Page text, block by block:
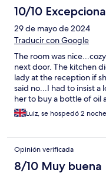
l’hôtel.
10/10
29 de mayo de 2024
Traducir con Google
The room was
next door. The kitchen
lady at the reception if
said no...I had to insist a
her to buy a bottle of oil
could have been more
the reception next day
Luiz, se hospedó 2
Opinión verificada
8/10 Muy buena